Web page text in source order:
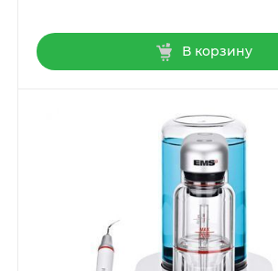
В корзину